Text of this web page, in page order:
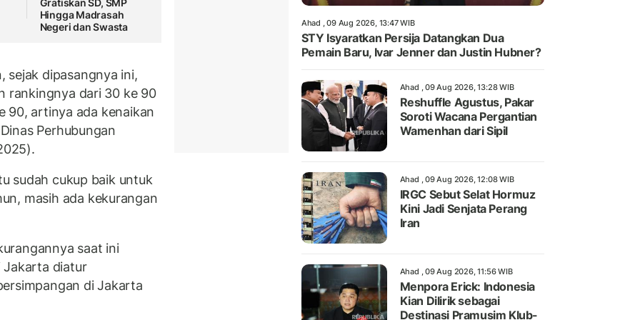
Gratiskan SD, SMP
Hingga Madrasah
Negeri dan Swasta
sejak dipasangnya ini,
rankingnya dari 30 ke 90
90, artinya ada kenaikan
Perhubungan
sudah cukup baik untuk
masih ada kekurangan
saat ini
Jakarta diatur
di Jakarta
Ahad , 09 Aug 2026, 13:47 WIB
STY Isyaratkan Persija Datangkan Dua
Pemain Baru, Ivar Jenner dan Justin Hubner?
Ahad , 09 Aug 2026, 13:28 WIB
Reshuffle Agustus, Pakar
Soroti Wacana Pergantian
Wamenhan dari Sipil
Ahad , 09 Aug 2026, 12:08 WIB
IRGC Sebut Selat Hormuz
Kini Jadi Senjata Perang
Iran
Ahad , 09 Aug 2026, 11:56 WIB
Menpora Erick: Indonesia
Kian Dilirik sebagai
Destinasi Pramusim Klub-